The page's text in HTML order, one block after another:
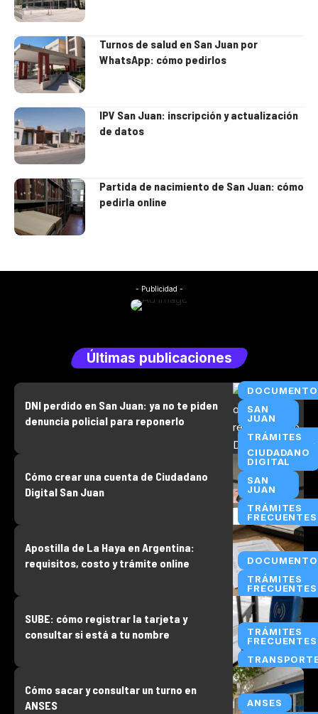
Turnos de salud en San Juan por
WhatsApp: cómo pedirlos
IPV San Juan: inscripción y actualización
de datos
Partida de nacimiento de San Juan: cómo
pedirla online
- Publicidad -
Últimas publicaciones
SAN
JUAN
TRÁMITES
FRECUENTES
DNI perdido en San Juan: ya no te piden
denuncia policial para reponerlo
CIUDADANO
DIGITAL
SAN
JUAN
TRÁMITES
FRECUENTES
Cómo crear una cuenta de Ciudadano
Digital San Juan
TRÁMITES
FRECUENTES
Apostilla de La Haya en Argentina:
requisitos, costo y trámite online
TRÁMITES
FRECUENTES
SUBE: cómo registrar la tarjeta y
consultar si está a tu nombre
ANSES
Cómo sacar y consultar un turno en
ANSES